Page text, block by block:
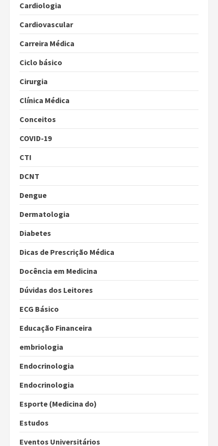
Cardiologia
Cardiovascular
Carreira Médica
Ciclo básico
Cirurgia
Clínica Médica
Conceitos
COVID-19
CTI
DCNT
Dengue
Dermatologia
Diabetes
Dicas de Prescrição Médica
Docência em Medicina
Dúvidas dos Leitores
ECG Básico
Educação Financeira
embriologia
Endocrinologia
Endocrinologia
Esporte (Medicina do)
Estudos
Eventos Universitários